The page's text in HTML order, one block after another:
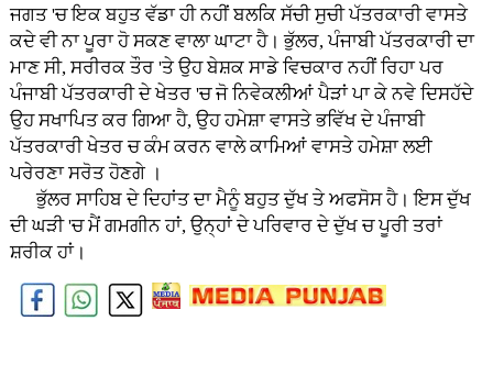
ਜਗਤ 'ਚ ਇਕ ਬਹੁਤ ਵੱਡਾ ਹੀ ਨਹੀਂ ਬਲਕਿ ਸੱਚੀ ਸੁਚੀ ਪੱਤਰਕਾਰੀ ਵਾਸਤੇ
ਕਦੇ ਵੀ ਨਾ ਪੂਰਾ ਹੋ ਸਕਣ ਵਾਲਾ ਘਾਟਾ ਹੈ। ਭੁੱਲਰ, ਪੰਜਾਬੀ ਪੱਤਰਕਾਰੀ ਦਾ
ਮਾਣ ਸੀ, ਸਰੀਰਕ ਤੌਰ 'ਤੇ ਉਹ ਬੇਸ਼ਕ ਸਾਡੇ ਵਿਚਕਾਰ ਨਹੀਂ ਰਿਹਾ ਪਰ
ਪੰਜਾਬੀ ਪੱਤਰਕਾਰੀ ਦੇ ਖੇਤਰ 'ਚ ਜੋ ਨਿਵੇਕਲੀਆਂ ਪੈੜਾਂ ਪਾ ਕੇ ਨਵੇ ਦਿਸਹੱਦੇ
ਉਹ ਸਖਾਪਿਤ ਕਰ ਗਿਆ ਹੈ, ਉਹ ਹਮੇਸ਼ਾ ਵਾਸਤੇ ਭਵਿੱਖ ਦੇ ਪੰਜਾਬੀ
ਪੱਤਰਕਾਰੀ ਖੇਤਰ ਚ ਕੰਮ ਕਰਨ ਵਾਲੇ ਕਾਮਿਆਂ ਵਾਸਤੇ ਹਮੇਸ਼ਾ ਲਈ
ਪਰੇਰਣਾ ਸਰੋਤ ਹੋਣਗੇ ।
ਭੁੱਲਰ ਸਾਹਿਬ ਦੇ ਦਿਹਾਂਤ ਦਾ ਮੈਨੂੰ ਬਹੁਤ ਦੁੱਖ ਤੇ ਅਫਸੋਸ ਹੈ। ਇਸ ਦੁੱਖ
ਦੀ ਘੜੀ 'ਚ ਮੈਂ ਗਮਗੀਨ ਹਾਂ, ਉਨ੍ਹਾਂ ਦੇ ਪਰਿਵਾਰ ਦੇ ਦੁੱਖ ਚ ਪੂਰੀ ਤਰਾਂ
ਸ਼ਰੀਕ ਹਾਂ।